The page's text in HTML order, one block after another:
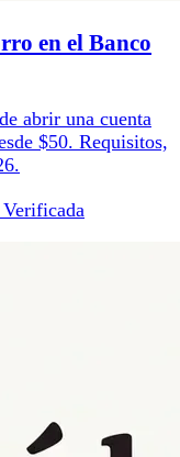
en el Banco
abrir una cuenta
$50. Requisitos,
Verificada